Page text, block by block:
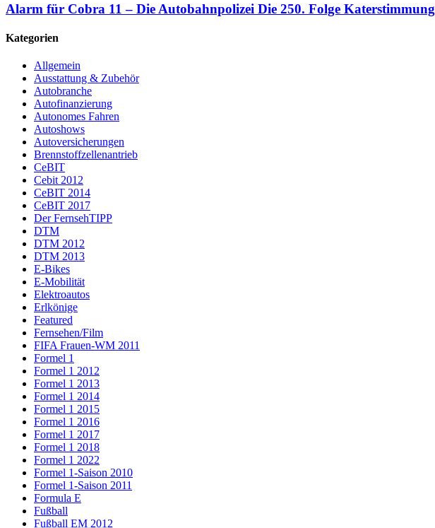
Alarm für Cobra 11 – Die Autobahnpolizei Die 250. Folge Katerstimmung
Kategorien
Allgemein
Ausstattung & Zubehör
Autobranche
Autofinanzierung
Autonomes Fahren
Autoshows
Autoversicherungen
Brennstoffzellenantrieb
CeBIT
Cebit 2012
CeBIT 2014
CeBIT 2017
Der FernsehTIPP
DTM
DTM 2012
DTM 2013
E-Bikes
E-Mobilität
Elektroautos
Erlkönige
Featured
Fernsehen/Film
FIFA Frauen-WM 2011
Formel 1
Formel 1 2012
Formel 1 2013
Formel 1 2014
Formel 1 2015
Formel 1 2016
Formel 1 2017
Formel 1 2018
Formel 1 2022
Formel 1-Saison 2010
Formel 1-Saison 2011
Formula E
Fußball
Fußball EM 2012